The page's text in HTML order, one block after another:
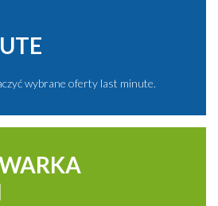
wybrane oferty last minute.